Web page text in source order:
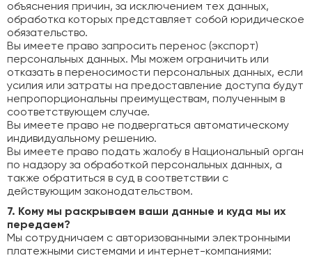
объяснения причин, за исключением тех данных,
обработка которых представляет собой юридическое
обязательство.
Вы имеете право запросить перенос (экспорт)
персональных данных. Мы можем ограничить или
отказать в переносимости персональных данных, если
усилия или затраты на предоставление доступа будут
непропорциональны преимуществам, полученным в
соответствующем случае.
Вы имеете право не подвергаться автоматическому
индивидуальному решению.
Вы имеете право подать жалобу в Национальный орган
по надзору за обработкой персональных данных, а
также обратиться в суд в соответствии с
действующим законодательством.
7. Кому мы раскрываем ваши данные и куда мы их
передаем?
Мы сотрудничаем с авторизованными электронными
платежными системами и интернет-компаниями: